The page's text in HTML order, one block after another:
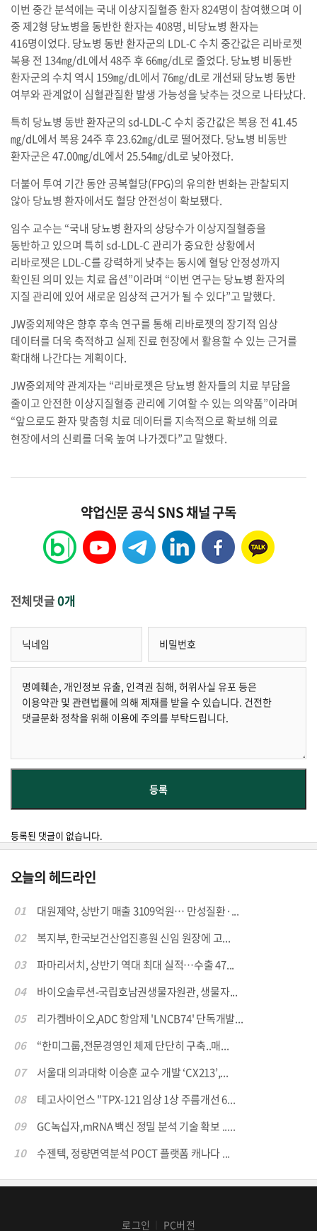
이번 중간 분석에는 국내 이상지질혈증 환자 824명이 참여했으며 이
중 제2형 당뇨병을 동반한 환자는 408명, 비당뇨병 환자는
416명이었다. 당뇨병 동반 환자군의 LDL-C 수치 중간값은 리바로젯
복용 전 134㎎/dL에서 48주 후 66㎎/dL로 줄었다. 당뇨병 비동반
환자군의 수치 역시 159㎎/dL에서 76㎎/dL로 개선돼 당뇨병 동반
여부와 관계없이 심혈관질환 발생 가능성을 낮추는 것으로 나타났다.
특히 당뇨병 동반 환자군의 sd-LDL-C 수치 중간값은 복용 전 41.45
㎎/dL에서 복용 24주 후 23.62㎎/dL로 떨어졌다. 당뇨병 비동반
환자군은 47.00㎎/dL에서 25.54㎎/dL로 낮아졌다.
더불어 투여 기간 동안 공복혈당(FPG)의 유의한 변화는 관찰되지
않아 당뇨병 환자에서도 혈당 안전성이 확보됐다.
임수 교수는 “국내 당뇨병 환자의 상당수가 이상지질혈증을
동반하고 있으며 특히 sd-LDL-C 관리가 중요한 상황에서
리바로젯은 LDL-C를 강력하게 낮추는 동시에 혈당 안정성까지
확인된 의미 있는 치료 옵션”이라며 “이번 연구는 당뇨병 환자의
지질 관리에 있어 새로운 임상적 근거가 될 수 있다”고 말했다.
JW중외제약은 향후 후속 연구를 통해 리바로젯의 장기적 임상
데이터를 더욱 축적하고 실제 진료 현장에서 활용할 수 있는 근거를
확대해 나간다는 계획이다.
JW중외제약관계자는 “리바로젯은 당뇨병 환자들의 치료부담을
줄이고 안전한 이상지질혈증관리에 기여할 수 있는 의약품”이라며
“앞으로도환자 맞춤형 치료 데이터를 지속적으로 확보해 의료
현장에서의 신뢰를 더욱높여 나가겠다”고 말했다.
약업신문 공식 SNS 채널 구독
전체댓글0개
등록된 댓글이 없습니다.
오늘의 헤드라인
01
대원제약, 상반기 매출 3109억원… 만성질환·...
02
복지부, 한국보건산업진흥원 신임 원장에 고...
03
파마리서치, 상반기 역대 최대 실적…수출 47...
04
바이오솔루션-국립호남권생물자원관, 생물자...
05
리가켐바이오,ADC 항암제 'LNCB74' 단독개발...
06
“한미그룹,전문경영인 체제 단단히 구축..매...
07
서울대 의과대학 이승훈 교수 개발 ‘CX213’,...
08
테고사이언스 "TPX-121 임상 1상 주름개선 6...
09
GC녹십자,mRNA 백신 정밀 분석 기술 확보 .....
10
수젠텍, 정량면역분석 POCT 플랫폼 캐나다 ...
로그인 PC버전